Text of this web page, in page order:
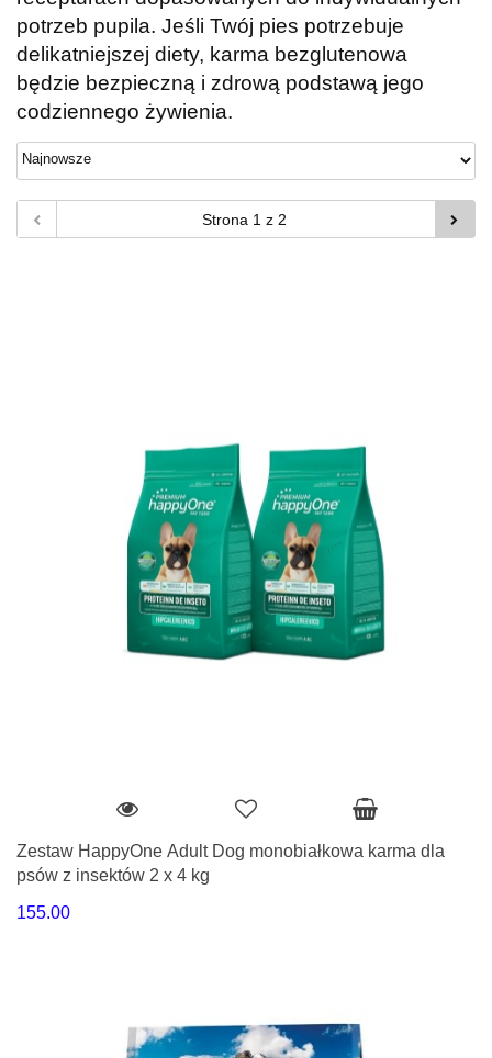
potrzeb pupila. Jeśli Twój pies potrzebuje
delikatniejszej diety, karma bezglutenowa
będzie bezpieczną i zdrową podstawą jego
codziennego żywienia.
Zestaw HappyOne Adult Dog monobiałkowa karma dla
psów z insektów 2 x 4 kg
155.00